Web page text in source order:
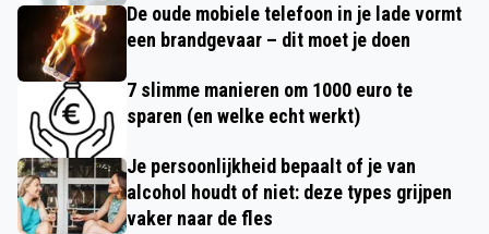
De oude mobiele telefoon in je lade vormt
een brandgevaar – dit moet je doen
7 slimme manieren om 1000 euro te
sparen (en welke echt werkt)
Je persoonlijkheid bepaalt of je van
alcohol houdt of niet: deze types grijpen
vaker naar de fles